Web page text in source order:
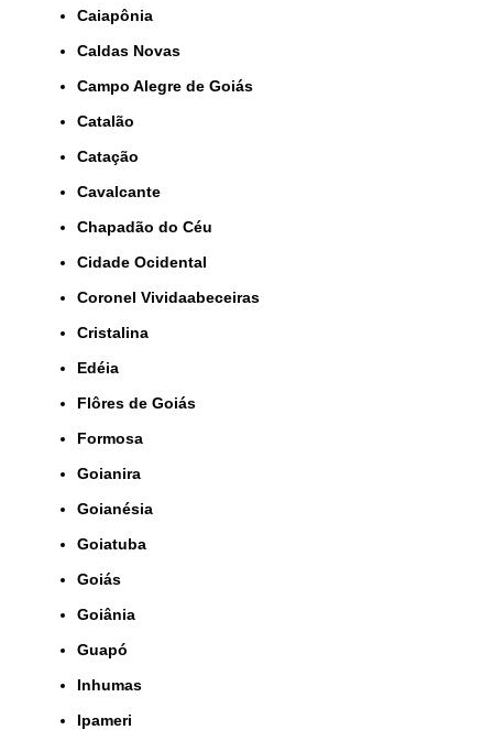
Caiapônia
Caldas Novas
Campo Alegre de Goiás
Catalão
Catação
Cavalcante
Chapadão do Céu
Cidade Ocidental
Coronel Vividaabeceiras
Cristalina
Edéia
Flôres de Goiás
Formosa
Goianira
Goianésia
Goiatuba
Goiás
Goiânia
Guapó
Inhumas
Ipameri